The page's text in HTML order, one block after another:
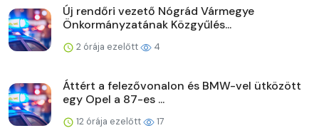
Új rendőri vezető Nógrád Vármegye
Önkormányzatának Közgyűlés...
2 órája ezelőtt 4
Áttért a felezővonalon és BMW-vel ütközött
egy Opel a 87-es ...
12 órája ezelőtt 17